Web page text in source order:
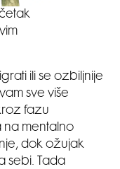
ili se ozbiljnije
sve više
fazu
na mentalno
dok ožujak
sebi. Tada